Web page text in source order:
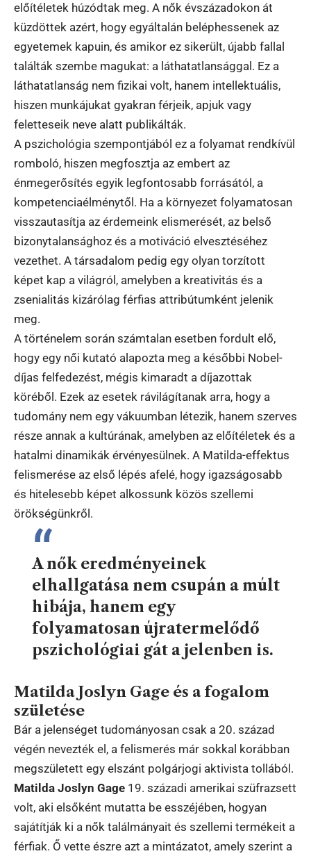
előítéletek húzódtak meg. A nők évszázadokon át
küzdöttek azért, hogy egyáltalán beléphessenek az
egyetemek kapuin, és amikor ez sikerült, újabb fallal
találták szembe magukat: a láthatatlansággal. Ez a
láthatatlanság nem fizikai volt, hanem intellektuális,
hiszen munkájukat gyakran férjeik, apjuk vagy
feletteseik neve alatt publikálták.
A pszichológia szempontjából ez a folyamat rendkívül
romboló, hiszen megfosztja az embert az
énmegerősítés egyik legfontosabb forrásától, a
kompetenciaélménytől. Ha a környezet folyamatosan
visszautasítja az érdemeink elismerését, az belső
bizonytalansághoz és a motiváció elvesztéséhez
vezethet. A társadalom pedig egy olyan torzított
képet kap a világról, amelyben a kreativitás és a
zsenialitás kizárólag férfias attribútumként jelenik
meg.
A történelem során számtalan esetben fordult elő,
hogy egy női kutató alapozta meg a későbbi Nobel-
díjas felfedezést, mégis kimaradt a díjazottak
köréből. Ezek az esetek rávilágítanak arra, hogy a
tudomány nem egy vákuumban létezik, hanem szerves
része annak a kultúrának, amelyben az előítéletek és a
hatalmi dinamikák érvényesülnek. A Matilda-effektus
felismerése az első lépés afelé, hogy igazságosabb
és hitelesebb képet alkossunk közös szellemi
örökségünkről.
A nők eredményeinek
elhallgatása nem csupán a múlt
hibája, hanem egy
folyamatosan újratermelődő
pszichológiai gát a jelenben is.
Matilda Joslyn Gage és a fogalom
születése
Bár a jelenséget tudományosan csak a 20. század
végén nevezték el, a felismerés már sokkal korábban
megszületett egy elszánt polgárjogi aktivista tollából.
Matilda Joslyn Gage 19. századi amerikai szüfrazsett
volt, aki elsőként mutatta be esszéjében, hogyan
sajátítják ki a nők találmányait és szellemi termékeit a
férfiak. Ő vette észre azt a mintázatot, amely szerint a